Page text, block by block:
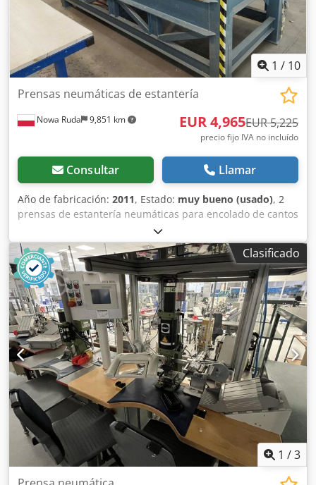
EUR Precio neto calculado a una tasa de 4,2 PLN/EUR (En
caso de grandes fluctuaciones de la tasa de cambio, el
precio puede variar)
1 / 10
Nowa Ruda 9,851 km
Prensas neumáticas de estantería
EUR 4,965EUR 5,225
precio fijo IVA no incluído
Consultar Llamar
Año de fabricación: 2011, Estado: muy bueno (usado), 2
prensas de estantería neumáticas para encolado de cantos
y enchapado. Tipo PNP Área de trabajo: 1250x2500 mm
Peso: 1940 kg. Csdpfxey Avb Ae Afijrf Las prensas están
completamente operativas y en uso. Para cualquier
consulta, contacte con: Piotr Żołnierczyk - 606 666 023
Clasificado
1 /3